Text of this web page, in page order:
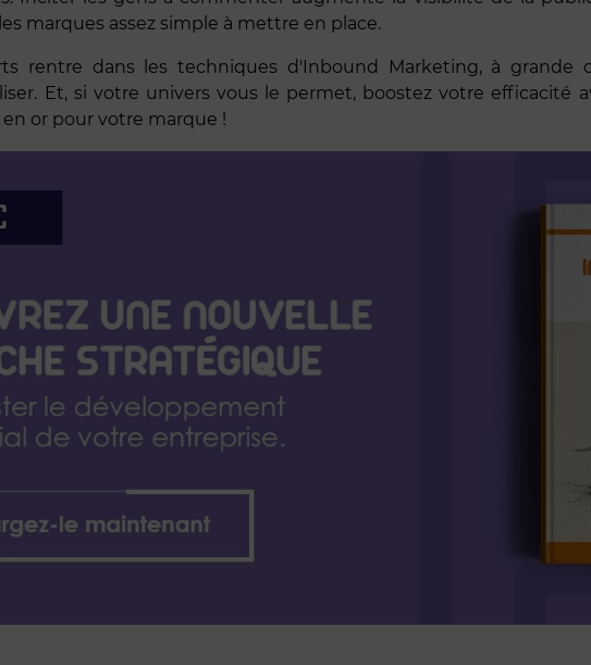
marques assez simple à mettre en place.
rentre dans les techniques d'Inbound Marketing, à grande
Et, si votre univers vous le permet, boostez votre efficacité
or pour votre marque !